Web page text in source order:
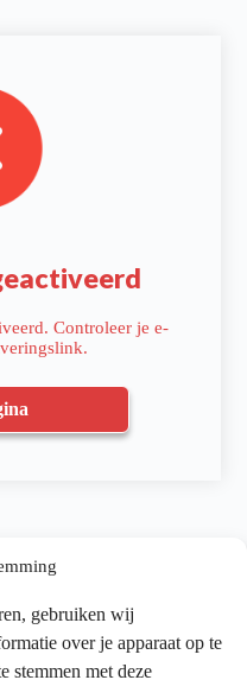
gebruiken wij
over je apparaat op te
stemmen met deze
Controleer je e-